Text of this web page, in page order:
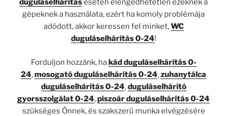
duguláselhárításesetén elengedhetetlen ezeknek a
gépeknek a használata, ezért ha komoly problémája
adódott, akkor keressen fel minket,WC
duguláselhárítás 0-24!
Forduljon hozzánk, hakád duguláselhárítás 0-
24,mosogató duguláselhárítás 0-24,zuhanytálca
duguláselhárítás 0-24,duguláselhárító
gyorsszolgálat 0-24,piszoár duguláselhárítás 0-24
szükséges Önnek, és szakszerű munka elvégzésére